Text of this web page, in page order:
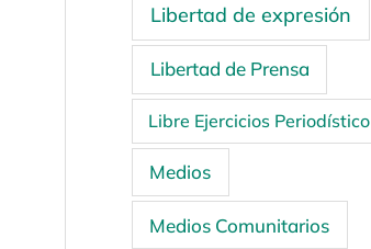
Libertad de expresión
Libertad de Prensa
Libre Ejercicios Periodístico
Medios
Medios Comunitarios